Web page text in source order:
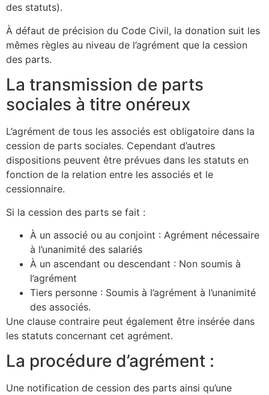
des statuts).
À défaut de précision du Code Civil, la donation suit les
mêmes règles au niveau de l’agrément que la cession
des parts.
La transmission de parts
sociales à titre onéreux
L’agrément de tous les associés est obligatoire dans la
cession de parts sociales. Cependant d’autres
dispositions peuvent être prévues dans les statuts en
fonction de la relation entre les associés et le
cessionnaire.
Si la cession des parts se fait :
À un associé ou au conjoint : Agrément nécessaire
à l’unanimité des salariés
À un ascendant ou descendant : Non soumis à
l’agrément
Tiers personne : Soumis à l’agrément à l’unanimité
des associés.
Une clause contraire peut également être insérée dans
les statuts concernant cet agrément.
La procédure d’agrément :
Une notification de cession des parts ainsi qu’une